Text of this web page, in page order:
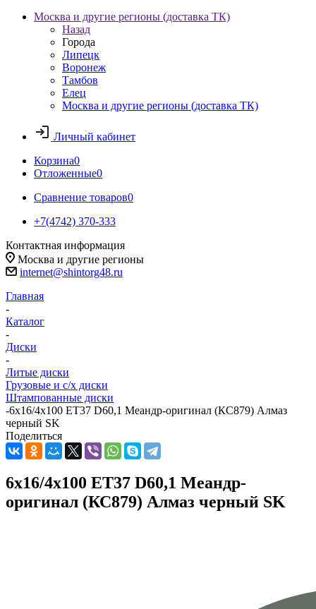
Москва и другие регионы (доставка ТК)
Назад
Города
Липецк
Воронеж
Тамбов
Елец
Москва и другие регионы (доставка ТК)
Личный кабинет
Корзина0
Отложенные0
Сравнение товаров0
+7(4742) 370-333
Контактная информация
Москва и другие регионы
internet@shintorg48.ru
Главная
-
Каталог
-
Диски
-
Литые диски
Грузовые и с/х диски
Штампованные диски
-6x16/4x100 ET37 D60,1 Меандр-оригинал (КС879) Алмаз
черный SK
Поделиться
6x16/4x100 ET37 D60,1 Меандр-
оригинал (КС879) Алмаз черный SK